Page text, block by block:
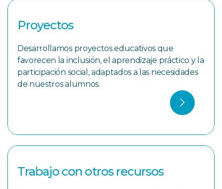
Proyectos
Desarrollamos proyectos educativos que
favorecen la inclusión, el aprendizaje práctico y la
participación social, adaptados a las necesidades
de nuestros alumnos.
Trabajo con otros recursos